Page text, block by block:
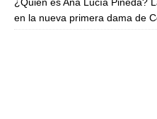
en la nueva primera dama de